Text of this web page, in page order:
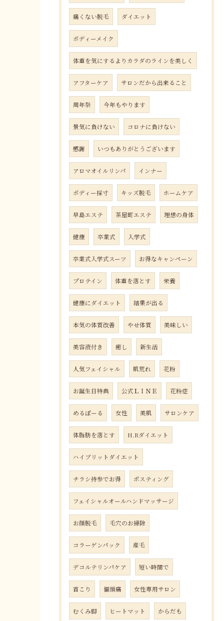
痛くない脱毛 ダイエット
ボディーメイク
体重を気にするよりカラダのラインを美しく
アフターケア サロンだから出来ること
周年祭 今年もやります
景気に負けない コロナに負けない
感謝 いつもありがとうございます
アロマオイルリンパ インナー
ボディー採寸 キッズ脱毛 ホームケア
早島エステ 茶屋町エステ 理想の身体
健康 卒業式 入学式
卒業式入学式スーツ お得なキャンペーン
プロテイン 体重を落とす 栄養
健康にダイエット 結果が出る
本気の体質改善 やせ体質 美味しい
美容液付き 癒し 新生活
人気フェイシャル 肌荒れ 花粉
お誕生日特典 公式ＬＩＮＥ 花粉症
めるぽーる 女性 美肌 サロンケア
体脂肪を落とす H.Rダイエット
ハイブリットダイエット
チラシ持参でお得 ポスティング
フェイシャルオールハンドマッサージ
お顔脱毛 毛穴のお掃除
コラーゲンパック 産毛
デコルテリンパケア 短い時間で
首こり 偏頭痛 女性専用サロン
むくみ脚 ヒートマット からだも